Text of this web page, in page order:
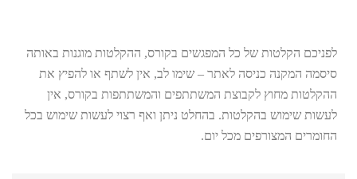
לפניכם הקלטות של כל המפגשים בקורס, ההקלטות מוגנות באותה
סיסמה המקנה כניסה לאתר – שימו לב, אין לשתף או להפיץ את
ההקלטות מחוץ לקבוצת המשתתפים והמשתתפות בקורס, אין
לעשות שימוש בהקלטות. בהחלט ניתן ואף רצוי לעשות שימוש בכל
החומרים המצורפים מכל יום.